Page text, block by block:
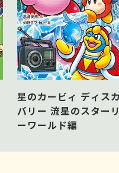
星のカービィ ディス
バリー 流星のスター
ーワールド編